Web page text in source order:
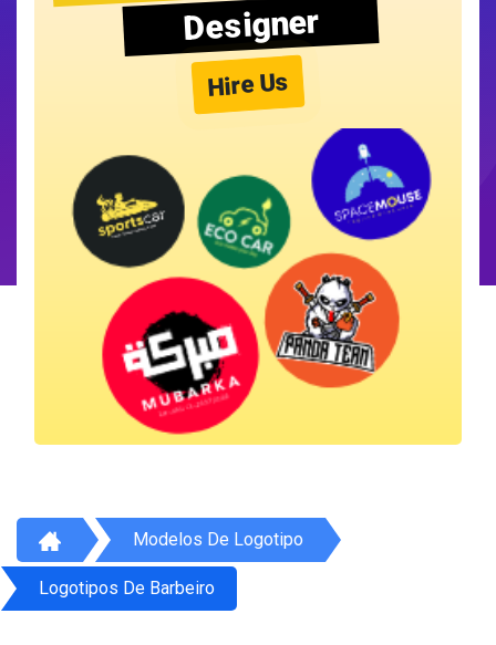
Designer
Hire Us
Modelos De Logotipo
Logotipos De Barbeiro